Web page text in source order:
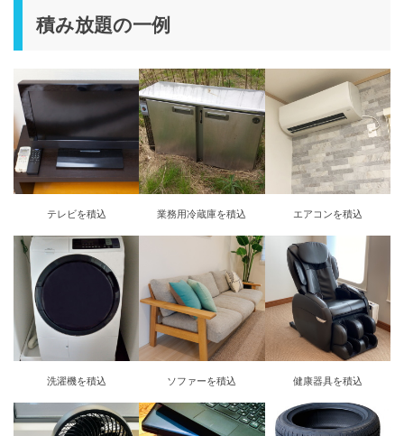
積み放題の一例
テレビを積込 業務用冷蔵庫を積込 エアコンを積込
洗濯機を積込 ソファーを積込 健康器具を積込